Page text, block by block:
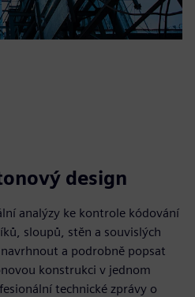
design
analýzy ke kontrole kódování
sloupů, stěn a souvislých
a podrobně popsat
konstrukci v jednom
technické zprávy o